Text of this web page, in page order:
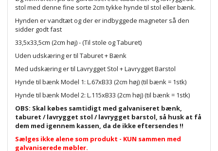
stol med denne fine sorte 2cm tykke hynde til stol eller bænk.
Hynden er vandtæt og der er indbyggede magneter så den
sidder godt fast
33,5x33,5cm (2cm høj) - (Til stole og Taburet)
Uden udskæring er til Taburet + Bænk
Med udskæring er til Lavrygget Stol + Lavrygget Barstol
Hynde til bænk Model 1: L.67xB33 (2cm høj) (til bænk = 1stk)
Hynde til bænk Model 2: L.115xB33 (2cm høj) (til bænk = 1stk)
OBS: Skal købes samtidigt med galvaniseret bænk,
taburet / lavrygget stol / lavrygget barstol, så husk at få
dem med igennem kassen, da de ikke eftersendes !!
Sælges ikke alene som produkt - KUN sammen med
galvaniserede møbler.